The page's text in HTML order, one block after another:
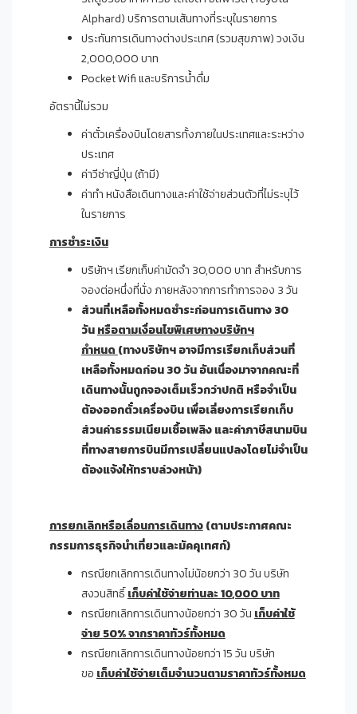
Alphard) บริการตามเส้นทางที่ระบุในรายการ
ประกันการเดินทางต่างประเทศ (รวมสุขภาพ) วงเงิน
2,000,000 บาท
Pocket Wifi และบริการน้ำดื่ม
อัตรานี้ไม่รวม
ค่าตั๋วเครื่องบินโดยสารทั้งภายในประเทศและระหว่าง
ประเทศ
ค่าวีซ่าญี่ปุ่น (ถ้ามี)
ค่าทำ หนังสือเดินทางและค่าใช้จ่ายส่วนตัวที่ไม่ระบุไว้
ในรายการ
การชำระเงิน
บริษัทฯ เรียกเก็บค่ามัดจำ 30,000 บาท สำหรับการ
จองต่อหนึ่งที่นั่ง ภายหลังจากการทำการจอง 3 วัน
ส่วนที่เหลือทั้งหมดชำระก่อนการเดินทาง30
วัน หรือตามเงื่อนไขพิเศษทางบริษัทฯ
กำหนด (ทางบริษัทฯ อาจมีการเรียกเก็บส่วนที่
เหลือทั้งหมดก่อน30วัน อันเนื่องมาจากคณะที่
เดินทางนั้นถูกจองเต็มเร็วกว่าปกติ หรือจำเป็น
ต้องออกตั๋วเครื่องบิน เพื่อเลี่ยงการเรียกเก็บ
ส่วนค่าธรรมเนียมเชื้อเพลิง และค่าภาษีสนามบิน
ที่ทางสายการบินมีการเปลี่ยนแปลงโดยไม่จำเป็น
ต้องแจ้งให้ทราบล่วงหน้า)
การยกเลิกหรือเลื่อนการเดินทาง(ตามประกาศคณะ
กรรมการธุรกิจนำเที่ยวและมัคคุเทศก์)
กรณียกเลิกการเดินทางไม่น้อยกว่า 30 วัน บริษัท
สงวนสิทธิ์ เก็บค่าใช้จ่ายท่านละ 10,000 บาท
กรณียกเลิกการเดินทางน้อยกว่า 30 วัน เก็บค่าใช้
จ่าย 50% จากราคาทัวร์ทั้งหมด
กรณียกเลิกการเดินทางน้อยกว่า 15 วัน บริษัท
ขอ เก็บค่าใช้จ่ายเต็มจำนวนตามราคาทัวร์ทั้งหมด